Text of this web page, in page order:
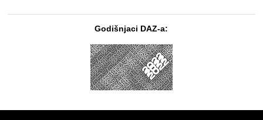
Godišnjaci DAZ-a: